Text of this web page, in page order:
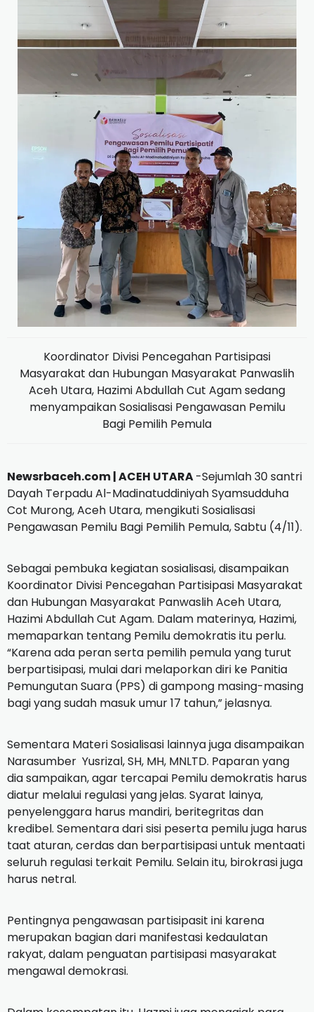
Koordinator Divisi Pencegahan Partisipasi
Masyarakat dan Hubungan Masyarakat Panwaslih
Aceh Utara, Hazimi Abdullah Cut Agam sedang
menyampaikan Sosialisasi Pengawasan Pemilu
Bagi Pemilih Pemula
Newsrbaceh.com | ACEH UTARA-Sejumlah 30 santri
Dayah Terpadu Al-Madinatuddiniyah Syamsudduha
Cot Murong, Aceh Utara, mengikuti Sosialisasi
Pengawasan Pemilu Bagi Pemilih Pemula, Sabtu (4/11).
Sebagai pembuka kegiatan sosialisasi, disampaikan
Koordinator Divisi Pencegahan Partisipasi Masyarakat
dan Hubungan Masyarakat Panwaslih Aceh Utara,
Hazimi Abdullah Cut Agam. Dalam materinya, Hazimi,
memaparkan tentang Pemilu demokratis itu perlu.
“Karena ada peran serta pemilih pemula yang turut
berpartisipasi, mulai dari melaporkan diri ke Panitia
Pemungutan Suara (PPS) di gampong masing-masing
bagi yang sudah masuk umur 17 tahun,” jelasnya.
Sementara Materi Sosialisasi lainnya juga disampaikan
Narasumber Yusrizal, SH, MH, MNLTD. Paparan yang
dia sampaikan, agar tercapai Pemilu demokratis harus
diatur melalui regulasi yang jelas. Syarat lainya,
penyelenggara harus mandiri, beritegritas dan
kredibel. Sementara dari sisi peserta pemilu juga harus
taat aturan, cerdas dan berpartisipasi untuk mentaati
seluruh regulasi terkait Pemilu. Selain itu, birokrasi juga
harus netral.
Pentingnya pengawasan partisipasit ini karena
merupakan bagian dari manifestasi kedaulatan
rakyat, dalam penguatan partisipasi masyarakat
mengawal demokrasi.